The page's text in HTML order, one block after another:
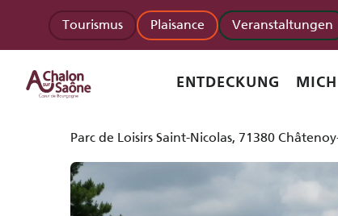
contenu
principal
Tourismus Plaisance Veranstaltungen
ENTDECKUNG
Startseite Golf de Chalon-sur-Saône
Golf de Chalon-sur-Saône
Parc de Loisirs Saint-Nicolas, 71380